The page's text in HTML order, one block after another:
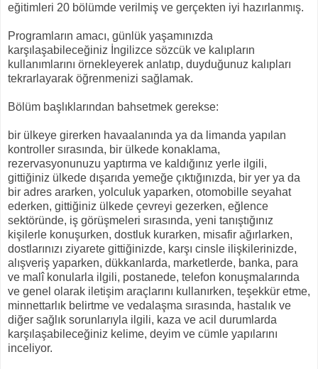
eğitimleri 20 bölümde verilmiş ve gerçekten iyi hazırlanmış.
Programların amacı, günlük yaşamınızda
karşılaşabileceğiniz İngilizce sözcük ve kalıpların
kullanımlarını örnekleyerek anlatıp, duyduğunuz kalıpları
tekrarlayarak öğrenmenizi sağlamak.
Bölüm başlıklarından bahsetmek gerekse:
bir ülkeye girerken havaalanında ya da limanda yapılan
kontroller sırasında, bir ülkede konaklama,
rezervasyonunuzu yaptırma ve kaldığınız yerle ilgili,
gittiğiniz ülkede dışarıda yemeğe çıktığınızda, bir yer ya da
bir adres ararken, yolculuk yaparken, otomobille seyahat
ederken, gittiğiniz ülkede çevreyi gezerken, eğlence
sektöründe, iş görüşmeleri sırasında, yeni tanıştığınız
kişilerle konuşurken, dostluk kurarken, misafir ağırlarken,
dostlarınızı ziyarete gittiğinizde, karşı cinsle ilişkilerinizde,
alışveriş yaparken, dükkanlarda, marketlerde, banka, para
ve malî konularla ilgili, postanede, telefon konuşmalarında
ve genel olarak iletişim araçlarını kullanırken, teşekkür etme,
minnettarlık belirtme ve vedalaşma sırasında, hastalık ve
diğer sağlık sorunlarıyla ilgili, kaza ve acil durumlarda
karşılaşabileceğiniz kelime, deyim ve cümle yapılarını
inceliyor.